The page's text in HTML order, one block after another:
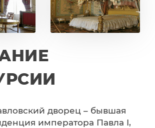
дворец – бывшая
императора Павла I,